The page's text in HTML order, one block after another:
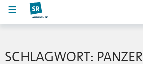
SCHLAGWORT: PANZER